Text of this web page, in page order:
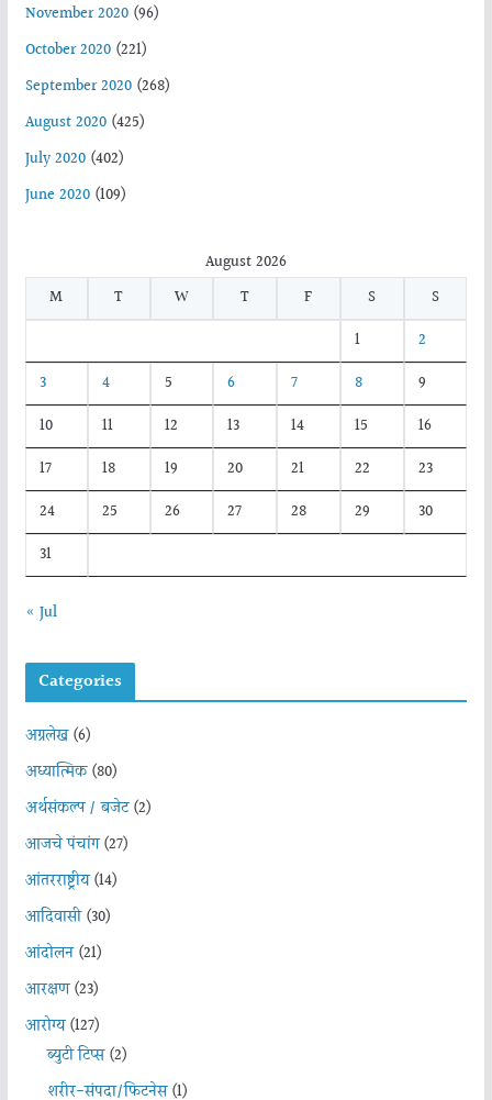
November 2020(96)
October 2020(221)
September 2020(268)
August 2020(425)
July 2020(402)
June 2020(109)
August 2026
M
T W T F S
S
1
2
3
4 5 6 7 8
9
10
11 12 13 14 15
16
17
18 19 20 21 22
23
24
25 26 27 28 29
30
31
« Jul
Categories
अग्रलेख(6)
अध्यात्मिक(80)
अर्थसंकल्प / बजेट(2)
आजचे पंचांग(27)
आंतरराष्ट्रीय(14)
आदिवासी(30)
आंदोलन(21)
आरक्षण(23)
आरोग्य(127)
ब्युटी टिप्स(2)
शरीर-संपदा/फिटनेस(1)